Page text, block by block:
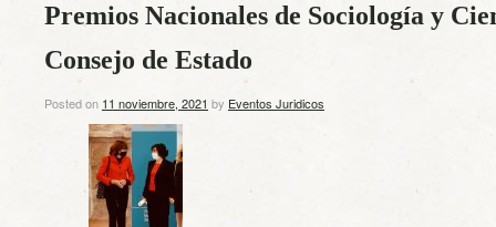
Premios Nacionales de Sociología y
Consejo de Estado
Posted on 11 noviembre, 2021 by Eventos Juridicos